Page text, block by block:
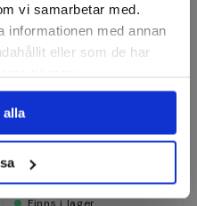
vi samarbetar med.
informationen med annan
eller som de har
alla
36
49 kr
Finns i lager